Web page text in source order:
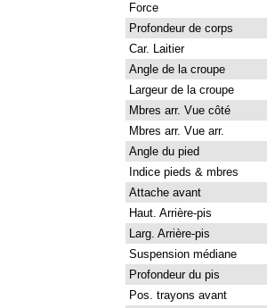
Force
Profondeur de corps
Car. Laitier
Angle de la croupe
Largeur de la croupe
Mbres arr. Vue côté
Mbres arr. Vue arr.
Angle du pied
Indice pieds & mbres
Attache avant
Haut. Arrière-pis
Larg. Arrière-pis
Suspension médiane
Profondeur du pis
Pos. trayons avant